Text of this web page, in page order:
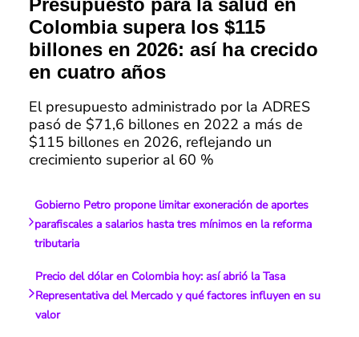
Colombia supera los $115
billones en 2026: así ha crecido
en cuatro años
El presupuesto administrado por la ADRES
pasó de $71,6 billones en 2022 a más de
$115 billones en 2026, reflejando un
crecimiento superior al 60 %
Gobierno Petro propone limitar exoneración de aportes
parafiscales a salarios hasta tres mínimos en la reforma
tributaria
Precio del dólar en Colombia hoy: así abrió la Tasa
Representativa del Mercado y qué factores influyen en su
valor